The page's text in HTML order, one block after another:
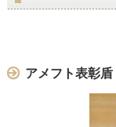
アメフト表彰盾